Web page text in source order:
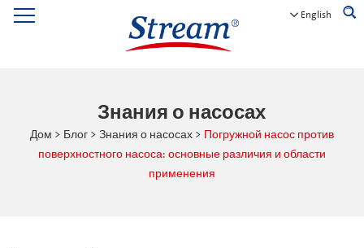
English
Знания о насосах
Дом > Блог > Знания о насосах > Погружной насос против
поверхностного насоса: основные различия и области
применения